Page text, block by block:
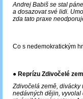
Andrej Babiš se stal
a dosazovat své lidi.
zda tato praxe
Co s nedemokratickým
● Reprízu Zdivočelé
Zdivočelá země,
nedávných dějin, vyvolal